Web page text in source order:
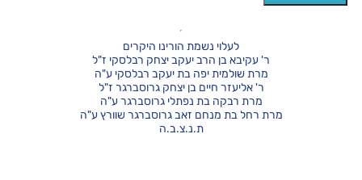
לעלוי נשמת הורינו היקרים
ר' עקיבא בן הרב יעקב יצחק רבלסקי ז"ל
מרת שולמית יפה בת יעקב רבלסקי ע"ה
ר' אליעזר חיים בן יצחק גרוסברגר ז"ל
מרת רבקה בת נפתלי גרוסברגר ע"ה
מרת רחל בת מנחם זאב גרוסברגר שוורץ ע"ה
ת.נ.צ.ב.ה